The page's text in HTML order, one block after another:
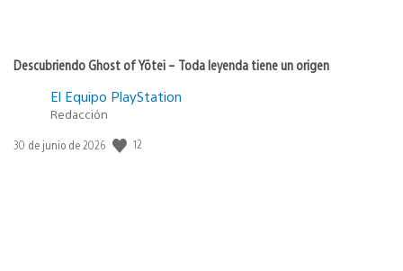
Descubriendo Ghost of Yōtei – Toda leyenda tiene un origen
El Equipo PlayStation
Redacción
Fecha
30 de junio de 2026 12